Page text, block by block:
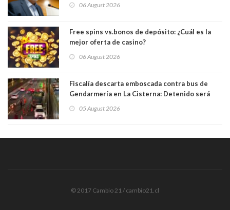
Académicos U. Católica Silva Henríquez
06 August 2026
Free spins vs.bonos de depósito: ¿Cuál es la
mejor oferta de casino?
06 August 2026
Fiscalía descarta emboscada contra bus de
Gendarmería en La Cisterna: Detenido será
05 August 2026
© 2017 Cambio 21 / cambio21.cl